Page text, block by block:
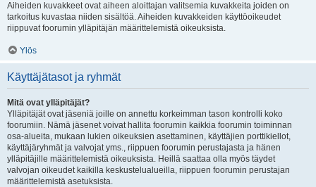
Aiheiden kuvakkeet ovat aiheen aloittajan valitsemia kuvakkeita joiden on
tarkoitus kuvastaa niiden sisältöä. Aiheiden kuvakkeiden käyttöoikeudet
riippuvat foorumin ylläpitäjän määrittelemistä oikeuksista.
Ylös
Käyttäjätasot ja ryhmät
Mitä ovat ylläpitäjät?
Ylläpitäjät ovat jäseniä joille on annettu korkeimman tason kontrolli koko
foorumiin. Nämä jäsenet voivat hallita foorumin kaikkia foorumin toiminnan
osa-alueita, mukaan lukien oikeuksien asettaminen, käyttäjien porttikiellot,
käyttäjäryhmät ja valvojat yms., riippuen foorumin perustajasta ja hänen
ylläpitäjille määrittelemistä oikeuksista. Heillä saattaa olla myös täydet
valvojan oikeudet kaikilla keskustelualueilla, riippuen foorumin perustajan
määrittelemistä asetuksista.